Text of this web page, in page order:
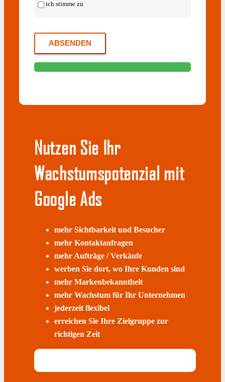
ich stimme zu
Nutzen Sie Ihr
Wachstumspotenzial mit
Google Ads
mehr Sichtbarkeit und Besucher
mehr Kontaktanfragen
mehr Aufträge / Verkäufe
werben Sie dort, wo Ihre Kunden sind
mehr Markenbekanntheit
mehr Wachstum für Ihr Unternehmen
jederzeit flexibel
erreichen Sie Ihre Zielgruppe zur
richtigen Zeit